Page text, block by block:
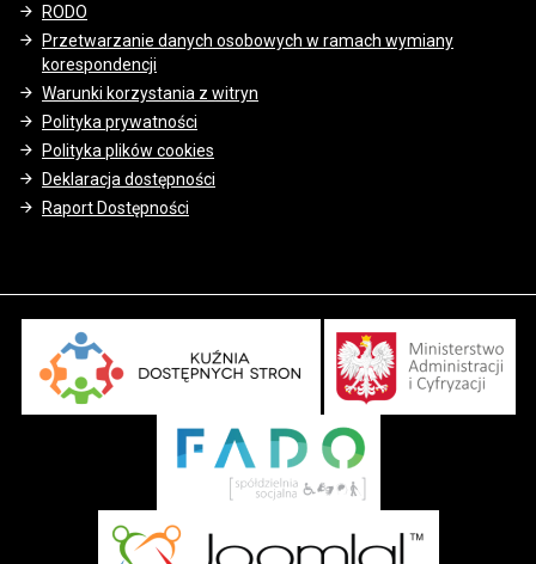
RODO
Przetwarzanie danych osobowych w ramach wymiany
korespondencji
Warunki korzystania z witryn
Polityka prywatności
Polityka plików cookies
Deklaracja dostępności
Raport Dostępności